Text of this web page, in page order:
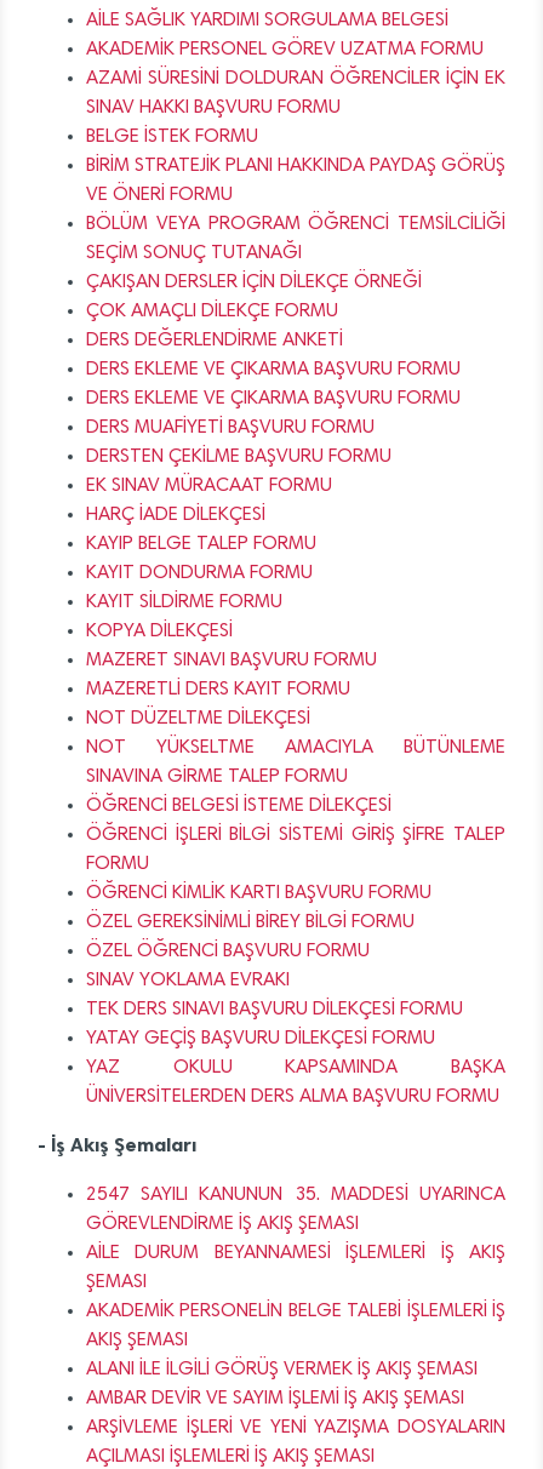
AİLE SAĞLIK YARDIMI SORGULAMA BELGESİ
AKADEMİK PERSONEL GÖREV UZATMA FORMU
AZAMİ SÜRESİNİ DOLDURAN ÖĞRENCİLER İÇİN EK
SINAV HAKKI BAŞVURU FORMU
BELGE İSTEK FORMU
BİRİM STRATEJİK PLANI HAKKINDA PAYDAŞ GÖRÜŞ
VE ÖNERİ FORMU
BÖLÜM VEYA PROGRAM ÖĞRENCİ TEMSİLCİLİĞİ
SEÇİM SONUÇ TUTANAĞI
ÇAKIŞAN DERSLER İÇİN DİLEKÇE ÖRNEĞİ
ÇOK AMAÇLI DİLEKÇE FORMU
DERS DEĞERLENDİRME ANKETİ
DERS EKLEME VE ÇIKARMA BAŞVURU FORMU
DERS EKLEME VE ÇIKARMA BAŞVURU FORMU
DERS MUAFİYETİ BAŞVURU FORMU
DERSTEN ÇEKİLME BAŞVURU FORMU
EK SINAV MÜRACAAT FORMU
HARÇ İADE DİLEKÇESİ
KAYIP BELGE TALEP FORMU
KAYIT DONDURMA FORMU
KAYIT SİLDİRME FORMU
KOPYA DİLEKÇESİ
MAZERET SINAVI BAŞVURU FORMU
MAZERETLİ DERS KAYIT FORMU
NOT DÜZELTME DİLEKÇESİ
NOT YÜKSELTME AMACIYLA BÜTÜNLEME
SINAVINA GİRME TALEP FORMU
ÖĞRENCİ BELGESİ İSTEME DİLEKÇESİ
ÖĞRENCİ İŞLERİ BİLGİ SİSTEMİ GİRİŞ ŞİFRE TALEP
FORMU
ÖĞRENCİ KİMLİK KARTI BAŞVURU FORMU
ÖZEL GEREKSİNİMLİ BİREY BİLGİ FORMU
ÖZEL ÖĞRENCİ BAŞVURU FORMU
SINAV YOKLAMA EVRAKI
TEK DERS SINAVI BAŞVURU DİLEKÇESİ FORMU
YATAY GEÇİŞ BAŞVURU DİLEKÇESİ FORMU
YAZ OKULU KAPSAMINDA BAŞKA
ÜNİVERSİTELERDEN DERS ALMA BAŞVURU FORMU
- İş Akış Şemaları
2547 SAYILI KANUNUN 35. MADDESİ UYARINCA
GÖREVLENDİRME İŞ AKIŞ ŞEMASI
AİLE DURUM BEYANNAMESİ İŞLEMLERİ İŞ AKIŞ
ŞEMASI
AKADEMİK PERSONELİN BELGE TALEBİ İŞLEMLERİ İŞ
AKIŞ ŞEMASI
ALANI İLE İLGİLİ GÖRÜŞ VERMEK İŞ AKIŞ ŞEMASI
AMBAR DEVİR VE SAYIM İŞLEMİ İŞ AKIŞ ŞEMASI
ARŞİVLEME İŞLERİ VE YENİ YAZIŞMA DOSYALARIN
AÇILMASI İŞLEMLERİ İŞ AKIŞ ŞEMASI